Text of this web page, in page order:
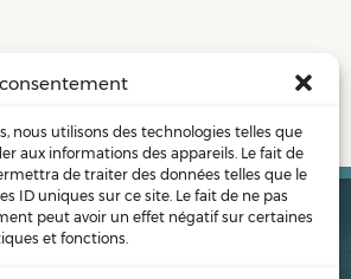
nous utilisons des technologies telles que
aux informations des appareils. Le fait de
de traiter des données telles que le
ID uniques sur ce site. Le fait de ne pas
peut avoir un effet négatif sur certaines
et fonctions.